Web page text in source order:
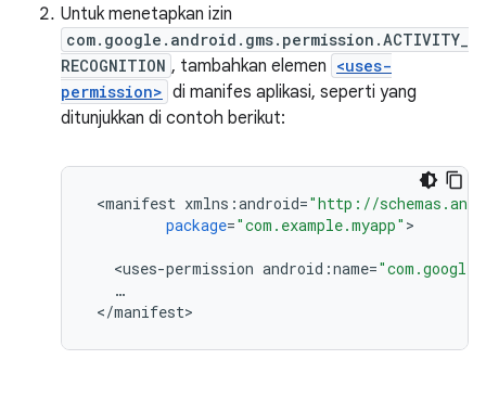
Untuk menetapkan izin
com.google.android.gms.permission.ACTIVITY_
RECOGNITION , tambahkan elemen <uses-
permission> di manifes aplikasi, seperti yang
ditunjukkan di contoh berikut:
<manifest xmlns :android="http://
package="com.example.myapp" >
<uses-permission android :name=
…
</manifest